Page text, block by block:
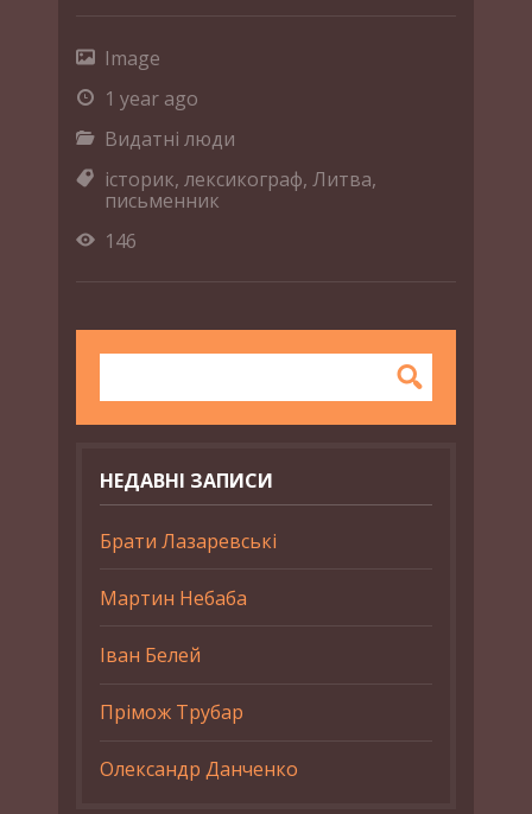
Image
1 year ago
Видатні люди
історик, лексикограф, Литва,
письменник
146
НЕДАВНІ ЗАПИСИ
Брати Лазаревські
Мартин Небаба
Іван Белей
Прімож Трубар
Олександр Данченко